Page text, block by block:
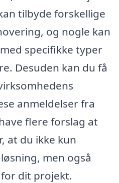
tilbyde forskellige
og nogle kan
specifikke typer
Desuden kan du få
anmeldelser fra
flere forslag at
at du ikke kun
men også
dit projekt.